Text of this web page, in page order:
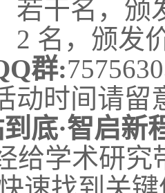
若干名，颁
2 名，颁发
群:
动时间请留
底·智启新
给学术研究